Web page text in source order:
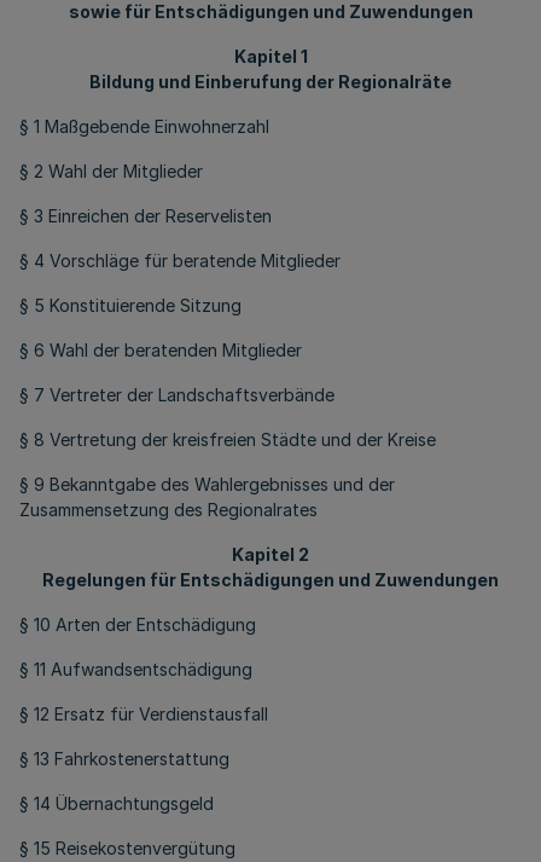
sowie für Entschädigungen und Zuwendungen
Kapitel 1
Bildung und Einberufung der Regionalräte
§ 1 Maßgebende Einwohnerzahl
§ 2 Wahl der Mitglieder
§ 3 Einreichen der Reservelisten
§ 4 Vorschläge für beratende Mitglieder
§ 5 Konstituierende Sitzung
§ 6 Wahl der beratenden Mitglieder
§ 7 Vertreter der Landschaftsverbände
§ 8 Vertretung der kreisfreien Städte und der Kreise
§ 9 Bekanntgabe des Wahlergebnisses und der
Zusammensetzung des Regionalrates
Kapitel 2
Regelungen für Entschädigungen und Zuwendungen
§ 10 Arten der Entschädigung
§ 11 Aufwandsentschädigung
§ 12 Ersatz für Verdienstausfall
§ 13 Fahrkostenerstattung
§ 14 Übernachtungsgeld
§ 15 Reisekostenvergütung